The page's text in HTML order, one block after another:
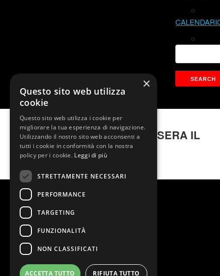
LA FEBBRE DEL SABATO SERA IL
MUSICAL
×
Questo sito web utilizza
cookie
Questo sito web utilizza i cookie per
migliorare la tua esperienza di navigazione.
Utilizzando il nostro sito web acconsenti a
tutti i cookie in conformità con la nostra
policy per i cookie. Leggi di più
STRETTAMENTE NECESSARI
PERFORMANCE
TARGETING
FUNZIONALITÀ
NON CLASSIFICATI
ACCETTA TUTTO RIFIUTA TUTTO